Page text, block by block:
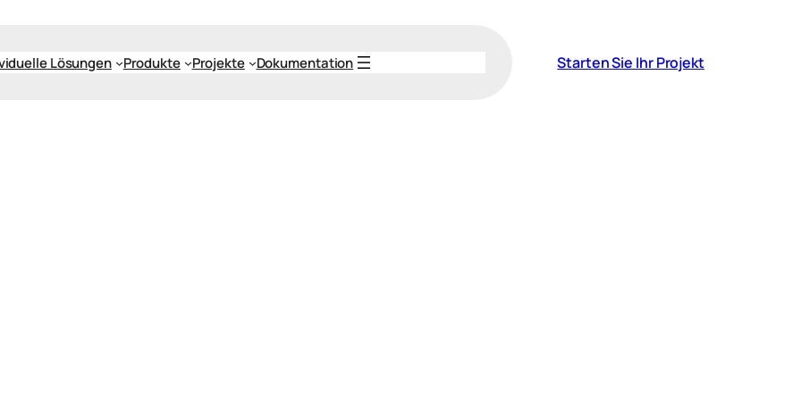
Lösungen Produkte Projekte Dokumentation Starten Sie Ihr Projekt